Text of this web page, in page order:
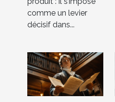
ventes ?
comme un levier
décisif dans...